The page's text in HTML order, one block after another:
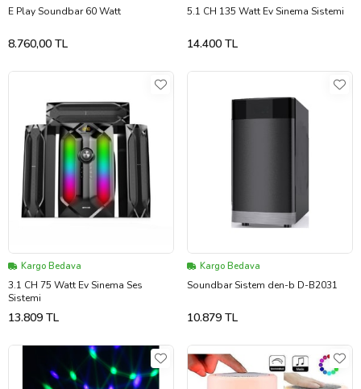
E Play Soundbar 60 Watt
8.760,00 TL
5.1 CH 135 Watt Ev Sinema Sistemi
14.400 TL
Kargo Bedava
3.1 CH 75 Watt Ev Sinema Ses
Sistemi
13.809 TL
Kargo Bedava
Soundbar Sistem den-b D-B2031
10.879 TL